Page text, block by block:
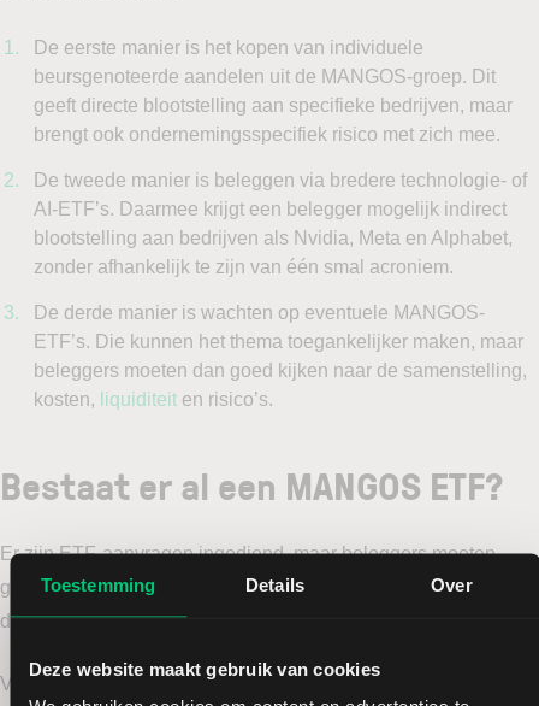
Toestemming Details Over
Deze website maakt gebruik van cookies
De eerste manier is het kopen van individuele
beursgenoteerde aandelen uit de MANGOS-groep. Dit
geeft directe blootstelling aan specifieke bedrijven, maar
brengt ook ondernemingsspecifiek risico met zich mee.
De tweede manier is beleggen via bredere technologie- of
AI-ETF’s. Daarmee krijgt een belegger mogelijk indirect
blootstelling aan bedrijven als Nvidia, Meta en Alphabet,
zonder afhankelijk te zijn van één smal acroniem.
De derde manier is wachten op eventuele MANGOS-
ETF’s. Die kunnen het thema toegankelijker maken, maar
beleggers moeten dan goed kijken naar de samenstelling,
kosten, liquiditeit en risico’s.
Bestaat er al een MANGOS ETF?
Er zijn ETF-aanvragen ingediend, maar beleggers moeten
goed onderscheid maken tussen een
ETF-aanvraagen een
daadwerkelijk verhandelbare ETF.
Volgens Reuters hebben Yorkville America en Corgi Securities